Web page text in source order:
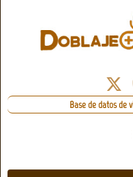
Base de datos de